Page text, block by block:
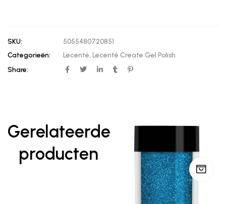
SKU:
5055480720851
Categorieën:
Lecenté, Lecenté Create Gel Polish
Share:
Gerelateerde
producten